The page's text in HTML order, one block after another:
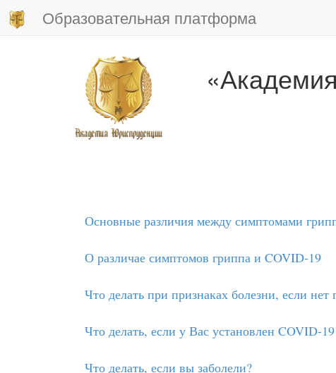
Образовательная платформа
Основные различия между симптомами
О различае симптомов гриппа и COVID-19
Что делать при признаках болезни, если нет
Что делать, если у Вас установлен COVID-
Что делать, если вы заболели?